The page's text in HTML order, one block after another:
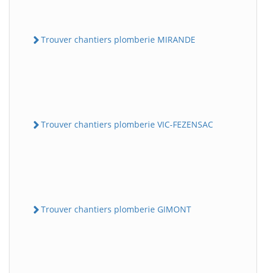
Trouver chantiers plomberie MIRANDE
Trouver chantiers plomberie VIC-FEZENSAC
Trouver chantiers plomberie GIMONT